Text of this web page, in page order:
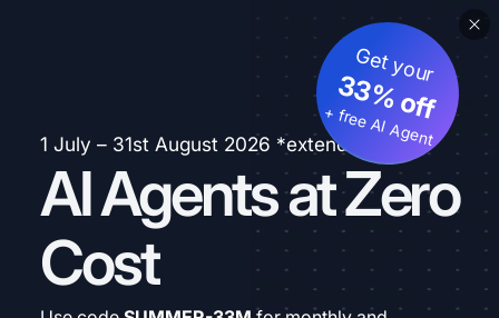
1 July – 31st August 2026 *extended
AI Agents at Zero
Cost
Get your
33% off
+ free AI Agent